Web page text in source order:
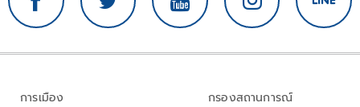
การเมือง
กรองสถานการณ์